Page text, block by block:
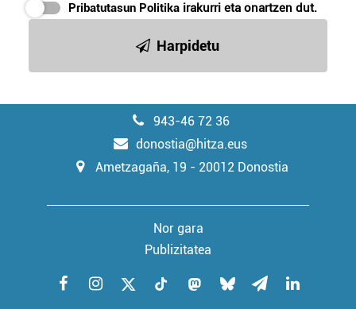
Pribatutasun Politika irakurri eta onartzen dut.
Harpidetu
943-46 72 36
donostia@hitza.eus
Ametzagaña, 19 - 20012 Donostia
Nor gara
Publizitatea